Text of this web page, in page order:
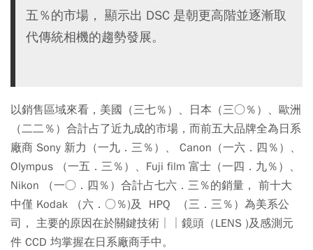
五％的市場， 顯示出 DSC 是朝更高階並逐漸取
代傳統相機的趨勢發展。
以銷售區域來看，美國（三七％）、日本（三○％）、歐洲
（二二％）合計占了近九成的市場，而前五大品牌全為日系
廠商 Sony 新力（一九．三％）、 Canon（一六．四％）、
Olympus （一五．三％）、Fuji film 富士（一四．九％）、
Nikon （一○．四％）合計占七六．三％的銷量， 前十大
中僅 Kodak （六．○％)及 HPQ （三．三％）為美系公
司， 主要的原因在於關鍵技術││鏡頭（LENS )及感測元
件 CCD 均掌握在日系廠商手中。